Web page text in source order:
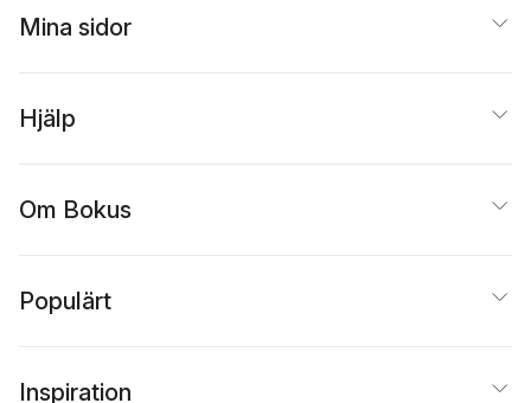
Mina sidor
Hjälp
Om Bokus
Populärt
Inspiration